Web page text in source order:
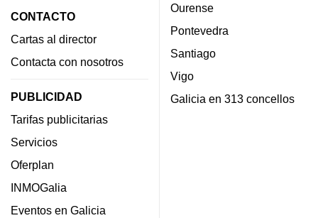
CONTACTO
Cartas al director
Contacta con nosotros
PUBLICIDAD
Tarifas publicitarias
Servicios
Oferplan
INMOGalia
Eventos en Galicia
Ourense
Pontevedra
Santiago
Vigo
Galicia en 313 concellos